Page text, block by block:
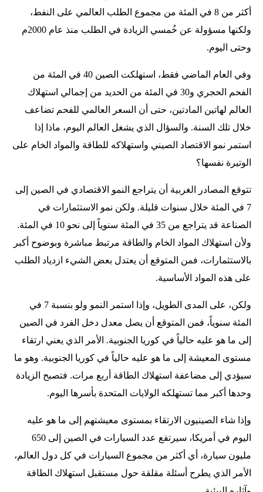
أكثر من 8 في المئة من مجموع الطلب العالمي على النفط،
ولكنها مسؤولة عن خُمسي الزيادة في الطلب منذ عام 2000م
وحتى اليوم.
وفي العام الماضي فقط، استهلكت الصين 40 في المئة من
الفحم الحجري و30 في المئة من الحديد من إجمالي استهلاك
العالم لهاتين المادتين، حتى أن السعر العالمي للفحم تضاعف
خلال تلك السنة. والسؤال الذي يشغل العالم اليوم، ماذا إذا
استمر نمو الاقتصاد الصيني واستهلاكه للطاقة والمواد الخام على
الوتيرة نفسها؟
تتوقع المصادر الغربية أن يتراجع النمو الاقتصادي في الصين إلى
7 في المئة خلال سنوات قليلة. ولكن نمو الاستثمارات في
الصناعة قد يتراجع من 35 في المئة سنوياً إلى نحو 10 في المئة.
ولأن استهلاك المواد الخام والطاقة مرتبط مباشرة وبوضوح أكبر
بالاستثمارات، فمن المتوقع أن يعتدل بعض الشيء ازدياد الطلب
على هذه المواد الأساسية.
ولكن، على المدى الطويل، وإذا استمر النمو ولو بنسبة 7 في
المئة سنوياً، فمن المتوقع أن يصل معدل دخل الفرد في الصين
إلى ما هو عليه حالياً في كوريا الجنوبية. الأمر الذي يعني ارتقاء
مستوى المعيشة إلى ما هو عليه حالياً في كوريا الجنوبية. وهو ما
سيؤدي إلى مضاعفة استهلاك الطاقة أربع مرات. فتصبح الزيادة
وحدها أكبر مما تستهلكه الولايات المتحدة بأسرها اليوم.
وإذا شاء الصينيون الارتقاء بمستوى معيشتهم إلى ما هو عليه
اليوم في أمريكا، سيرتفع عدد السيارات في الصين إلى 650
مليون سيارة، أي أكثر من مجموع السيارات في كل دول العالم،
الأمر الذي يطرح أسئلة مقلقة حول مستقبل استهلاك الطاقة